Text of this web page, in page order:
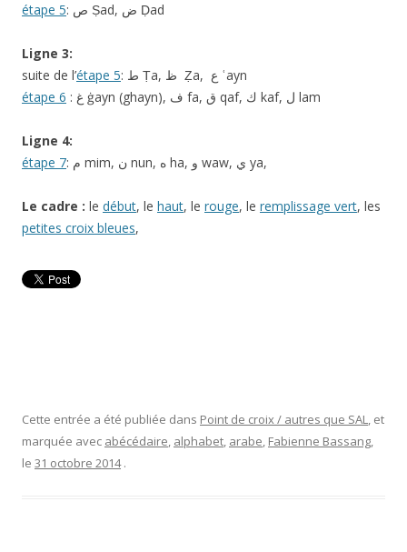
étape 5
: ﺹ Ṣad, ﺽ Ḍad
Ligne 3:
suite de l’étape 5
: ﻁ Ṭa, ﻅ Ẓa, ﻉ ʿayn
étape 6
: ﻍ ġayn (ghayn), ﻑ fa, ﻕ qaf, ﻙ kaf, ﻝ lam
Ligne 4:
étape 7
: ﻡ mim, ﻥ nun, ﻩ ha, ﻭ waw, ﻱ ya,
Le cadre : le début, le haut, le rouge, le remplissage vert, les
petites croix bleues,
Cette entrée a été publiée dans Point de croix / autres que SAL, et
marquée avec abécédaire, alphabet, arabe, Fabienne Bassang,
le 31 octobre 2014 .